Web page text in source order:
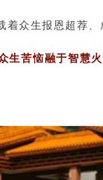
着众生报恩超荐
生苦恼融于智慧